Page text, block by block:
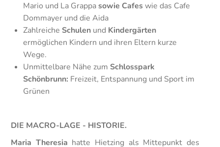
Mario und La Grappasowie Cafeswie das Cafe
Dommayer und die Aida
Zahlreiche Schulen und Kindergärten
ermöglichen Kindern und ihren Eltern kurze
Wege.
Unmittelbare Nähe zum Schlosspark
Schönbrunn: Freizeit, Entspannung und Sport im
Grünen
DIE MACRO-LAGE - HISTORIE.
Maria Theresia hatte Hietzing als Mittepunkt des